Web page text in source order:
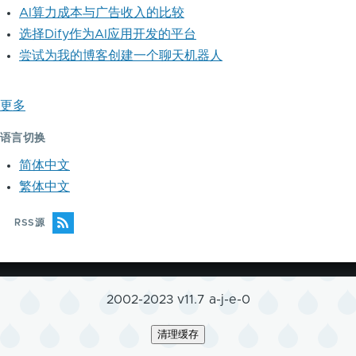
AI算力成本与广告收入的比较
选择Dify作为AI应用开发的平台
尝试为我的博客创建一个聊天机器人
更多
语言切换
简体中文
繁体中文
RSS源
2002-2023 v11.7 a-j-e-0